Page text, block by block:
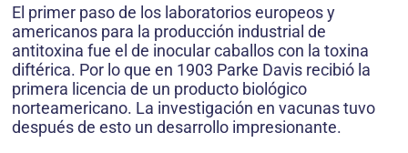
El primer paso de los laboratorios europeos y
americanos para la producción industrial de
antitoxina fue el de inocular caballos con la toxina
diftérica. Por lo que en 1903 Parke Davis recibió la
primera licencia de un producto biológico
norteamericano. La investigación en vacunas tuvo
después de esto un desarrollo impresionante.